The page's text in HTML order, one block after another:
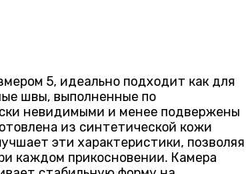
5, идеально подходит как для
швы, выполненные по
невидимыми и менее подвержены
из синтетической кожи
эти характеристики, позволяя
каждом прикосновении. Камера